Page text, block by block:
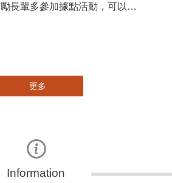
長輩多參加據點活動，可以更
更多